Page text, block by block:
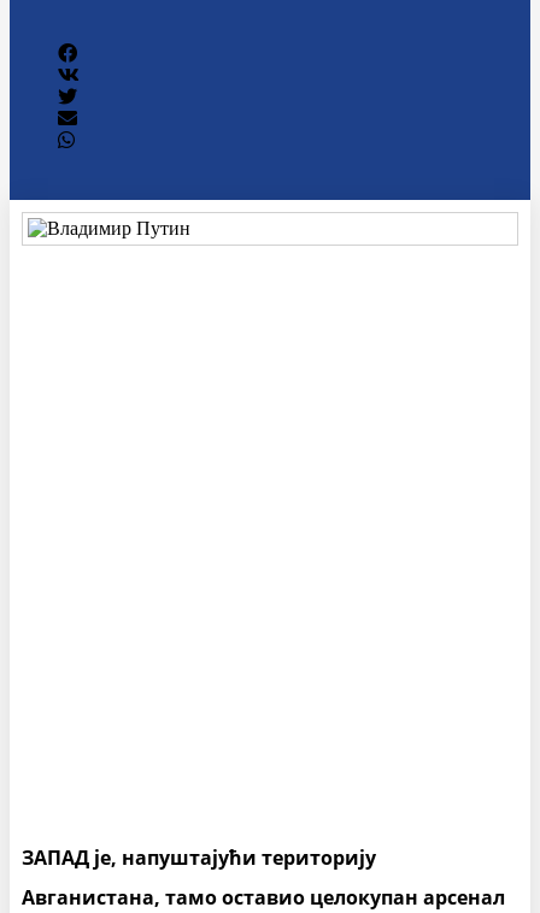
ЗАПАД је, напуштајући територију
Авганистана, тамо оставио целокупан арсенал